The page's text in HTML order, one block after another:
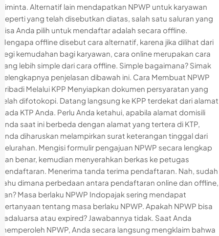
diminta. Alternatif lain mendapatkan NPWP untuk karyawan
Seperti yang telah disebutkan diatas, salah satu saluran yang
bisa Anda pilih untuk mendaftar adalah secara offline.
Mengapa offline disebut cara alternatif, karena jika dilihat dari
segi kemudahan bagi karyawan, cara online merupakan cara
yang lebih simple dari cara offline. Simple bagaimana? Simak
selengkapnya penjelasan dibawah ini. Cara Membuat NPWP
Pribadi Melalui KPP Menyiapkan dokumen persyaratan yang
telah difotokopi. Datang langsung ke KPP terdekat dari alamat
pada KTP Anda. Perlu Anda ketahui, apabila alamat domisili
Anda saat ini berbeda dengan alamat yang tertera di KTP,
Anda diharuskan melampirkan surat keterangan tinggal dari
Kelurahan. Mengisi formulir pengajuan NPWP secara lengkap
dan benar, kemudian menyerahkan berkas ke petugas
pendaftaran. Menerima tanda terima pendaftaran. Nah, sudah
tahu dimana perbedaan antara pendaftaran online dan offline,
kan? Masa berlaku NPWP Indopajak sering mendapat
pertanyaan tentang masa berlaku NPWP. Apakah NPWP bisa
kadaluarsa atau expired? Jawabannya tidak. Saat Anda
memperoleh NPWP, Anda secara langsung mengklaim bahwa